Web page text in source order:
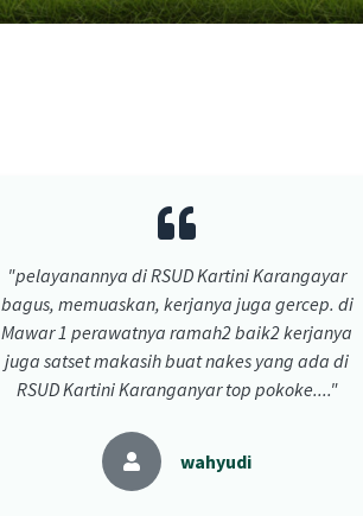
"pelayanannya di RSUD Kartini Karangayar
bagus, memuaskan, kerjanya juga gercep. di
Mawar 1 perawatnya ramah2 baik2 kerjanya
juga satset makasih buat nakes yang ada di
RSUD Kartini Karanganyar top pokoke...."
wahyudi